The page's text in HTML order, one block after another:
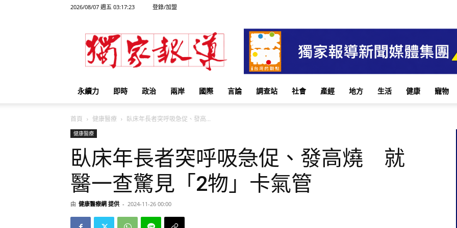
2026/08/07 週五 03:17:23 登錄/加盟
獨
家
報
永續力 即時 政治 兩岸 國際 言論 調查站 社會 產經 地方 生活 健康 寵物
首頁 健康醫療 臥床年長者突呼吸急促、發高...
健康醫療
臥床年長者突呼吸急促、發高燒 就
醫一查驚見「2物」卡氣管
由 健康醫療網 提供 - 2024-11-26 00:00